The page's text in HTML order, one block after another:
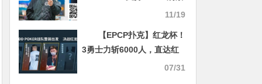
金手链，但150条才是合理
11/19
【EPCP扑克】红龙杯！
3勇士力斩6000人，直达红
龙之巅！探秘DD-POKER独
07/31